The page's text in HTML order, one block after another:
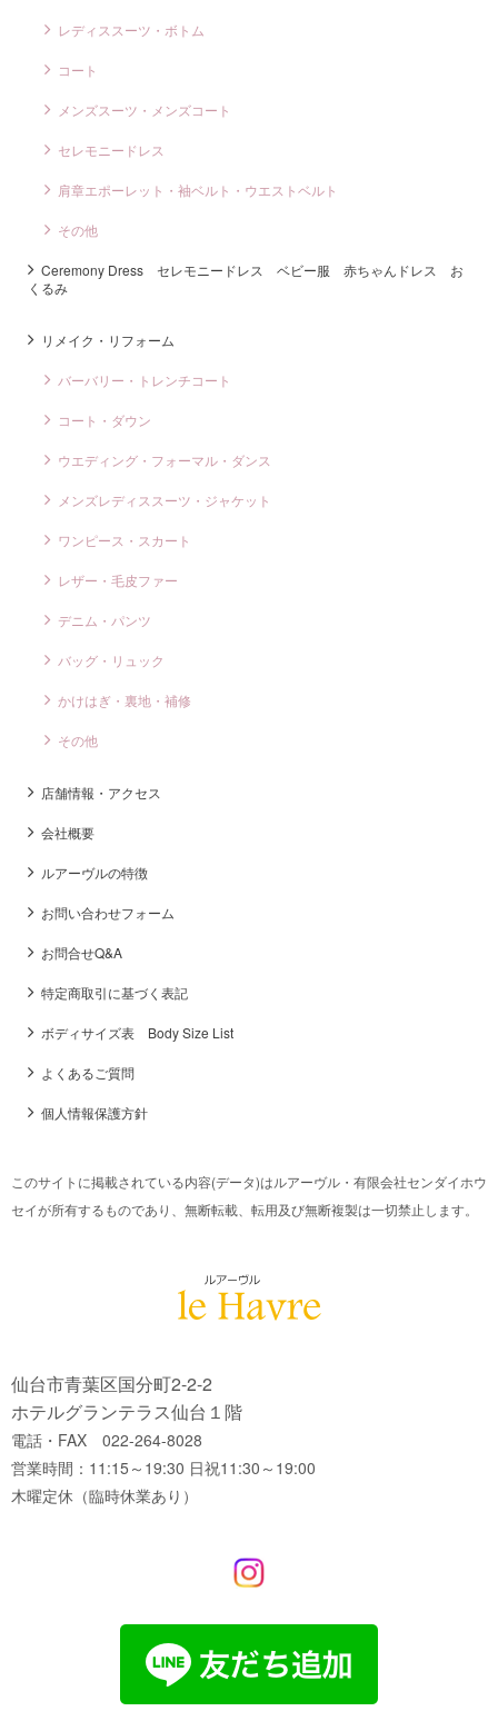
レディススーツ・ボトム
コート
メンズスーツ・メンズコート
セレモニードレス
肩章エポーレット・袖ベルト・ウエストベルト
その他
Ceremony Dress セレモニードレス ベビー服 赤ちゃんドレス お
くるみ
リメイク・リフォーム
バーバリー・トレンチコート
コート・ダウン
ウエディング・フォーマル・ダンス
メンズレディススーツ・ジャケット
ワンピース・スカート
レザー・毛皮ファー
デニム・パンツ
バッグ・リュック
かけはぎ・裏地・補修
その他
店舗情報・アクセス
会社概要
ルアーヴルの特徴
お問い合わせフォーム
お問合せQ&A
特定商取引に基づく表記
ボディサイズ表 Body Size List
よくあるご質問
個人情報保護方針
このサイトに掲載されている内容(データ)はルアーヴル・有限会社センダイホウ
セイが所有するものであり、無断転載、転用及び無断複製は一切禁止します。
仙台市青葉区国分町2-2-2
ホテルグランテラス仙台１階
電話・FAX 022-264-8028
営業時間：11:15～19:30 日祝11:30～19:00
木曜定休（臨時休業あり）